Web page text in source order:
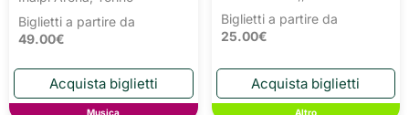
Biglietti a partire da
49.00€
Musica
Biglietti a partire da
25.00€
Altro